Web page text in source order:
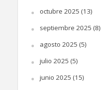
octubre 2025 (13)
septiembre 2025 (8)
agosto 2025 (5)
julio 2025 (5)
junio 2025 (15)